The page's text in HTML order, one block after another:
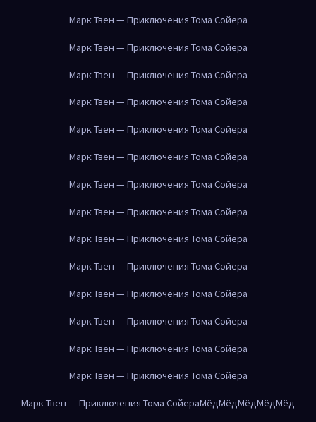
Марк Твен — Приключения Тома Сойера
Марк Твен — Приключения Тома Сойера
Марк Твен — Приключения Тома Сойера
Марк Твен — Приключения Тома Сойера
Марк Твен — Приключения Тома Сойера
Марк Твен — Приключения Тома Сойера
Марк Твен — Приключения Тома Сойера
Марк Твен — Приключения Тома Сойера
Марк Твен — Приключения Тома Сойера
Марк Твен — Приключения Тома Сойера
Марк Твен — Приключения Тома Сойера
Марк Твен — Приключения Тома Сойера
Марк Твен — Приключения Тома Сойера
Марк Твен — Приключения Тома Сойера
Марк Твен — Приключения Тома СойераМёдМёдМёдМёдМёд